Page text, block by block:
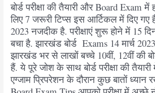
बोर्ड परीक्षा की तैयारी और Board Exam में
लिए 7 जरूरी टिप्स इस आर्टिकल में दिए गए
2023 नजदीक है. परीक्षाएं शुरू होने में 15
बचा है. झारखंड बोर्ड Exams 14 मार्च
झारखंड भर से लाखों बच्चे 10वीं, 12वीं की
हैं. ये पूरे जोश के साथ बोर्ड परीक्षा की
एग्जाम प्रिपरेशन के दौरान कुछ बातों ध्यान